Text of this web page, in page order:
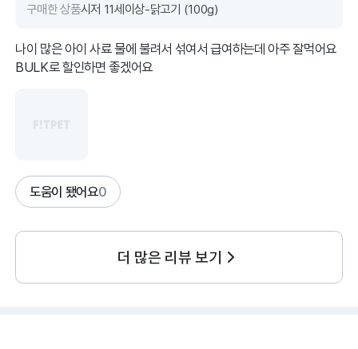
구매한 상품시저 11세이상-닭고기 (100g)
나이 많은 아이 사료 물에 불려서 섞여서 급여하는데 아주 잘먹어요
BULK로 할인하면 좋겠어요
도움이 됐어요0
더 많은 리뷰 보기